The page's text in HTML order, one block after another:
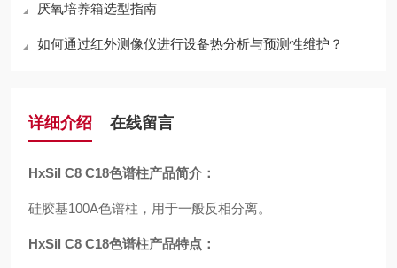
厌氧培养箱选型指南
如何通过红外测像仪进行设备热分析与预测性维护？
详细介绍 在线留言
HxSil C8 C18色谱柱产品简介：
硅胶基100A色谱柱，用于一般反相分离。
HxSil C8 C18色谱柱产品特点：